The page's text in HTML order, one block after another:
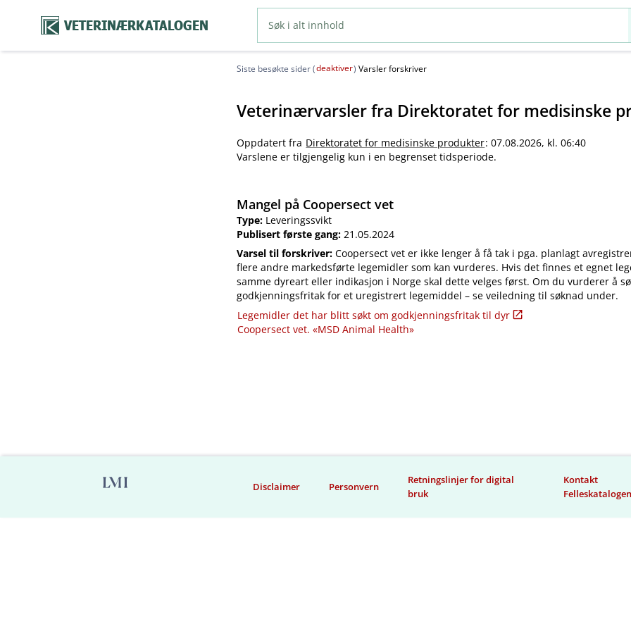
VETERINÆRKATALOGEN
Siste besøkte sider (deaktiver) Varsler forskriver
Veterinærvarsler fra Direktoratet for medisinske
Oppdatert fra Direktoratet for medisinske produkter: 07.08.2026, kl. 06:40
Varslene er tilgjengelig kun i en begrenset tidsperiode.
Mangel på Coopersect vet
Type: Leveringssvikt
Publisert første gang:21.05.2024
Varsel til forskriver:Coopersect vet er ikke lenger å få tak i pga. planlagt
flere andre markedsførte legemidler som kan vurderes. Hvis det finnes et egnet
samme dyreart eller indikasjon i Norge skal dette velges først. Om du vurderer å
godkjenningsfritak for et uregistrert legemiddel – se veiledning til søknad under.
Legemidler det har blitt søkt om godkjenningsfritak til dyr
Coopersect vet. «MSD Animal Health»
Disclaimer Personvern
Retningslinjer for digital
bruk
Kontakt
Felleskatalogen